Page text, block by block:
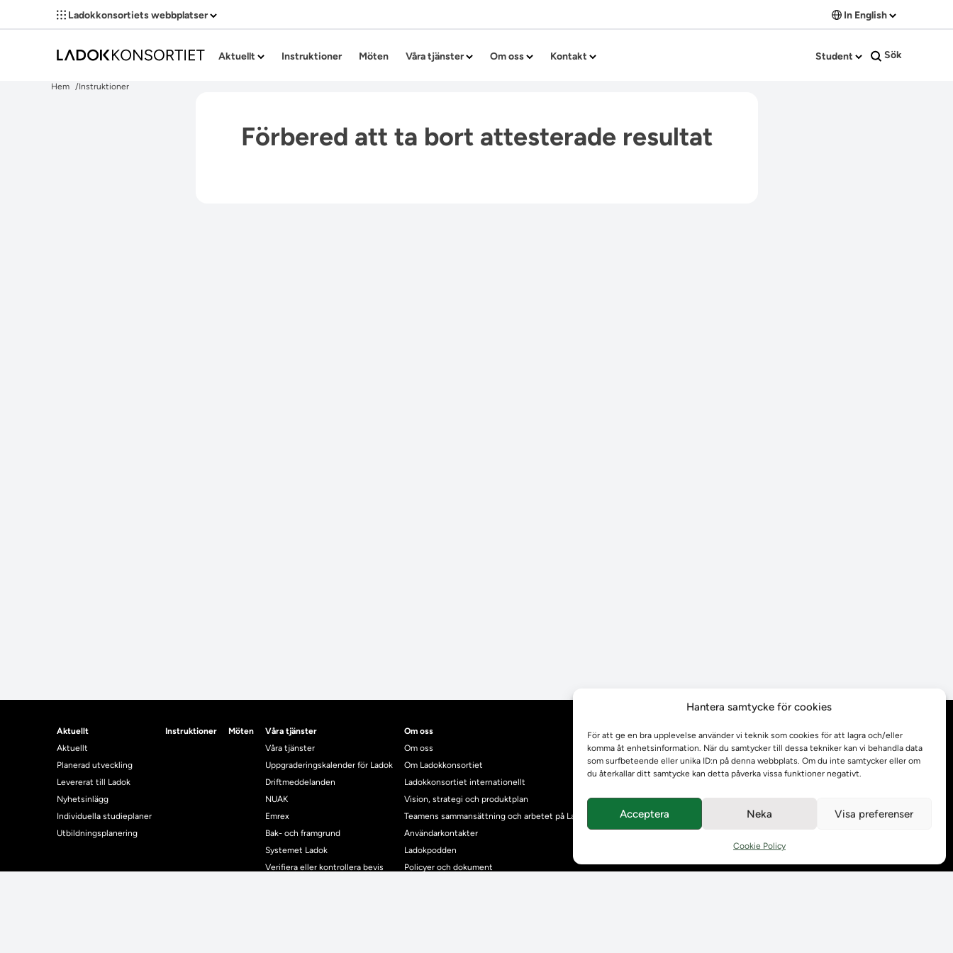
Hantera samtycke för cookies
För att ge en bra upplevelse använder vi teknik som cookies för att lagra och/eller
komma åt enhetsinformation. När du samtycker till dessa tekniker kan vi behandla data
som surfbeteende eller unika ID:n på denna webbplats. Om du inte samtycker eller om
du återkallar ditt samtycke kan detta påverka vissa funktioner negativt.
Acceptera Neka Visa preferenser
Cookie Policy
Ladokkonsortiets webbplatser In English
Aktuellt Instruktioner Möten Våra tjänster Om oss Kontakt Student Sök
Hem Instruktioner
Förbered att ta bort attesterade resultat
Aktuellt
Aktuellt
Planerad utveckling
Levererat till Ladok
Nyhetsinlägg
Individuella studieplaner
Utbildningsplanering
Instruktioner Möten
Våra tjänster
Våra tjänster
Uppgraderingskalender för Ladok
Driftmeddelanden
NUAK
Emrex
Bak- och framgrund
Systemet Ladok
Verifiera eller kontrollera bevis
Om oss
Om oss
Om Ladokkonsortiet
Ladokkonsortiet internationellt
Vision, strategi och produktplan
Teamens sammansättning och arbetet på Ladokkonsortiet
Användarkontakter
Ladokpodden
Policyer och dokument
Behandling av
personuppgifter
Prenumerera på våra